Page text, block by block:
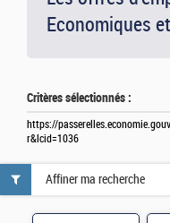
Economiques
Critères sélectionnés :
https://
r&lcid=1036
Affiner ma recherche